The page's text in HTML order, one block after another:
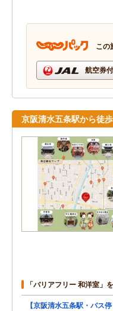
この
航空券
京阪清水五条駅から徒
「バリアフリー 和洋室」
【京阪清水五条駅・バス